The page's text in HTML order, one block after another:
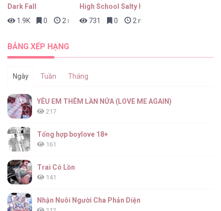
Diopter [...] – Chap 7
Dark Fall
1.9K
0 2 ngày trước
High School Salty Heart
731
0 2 ngày trước
BẢNG XẾP HẠNG
Ngày Tuần Tháng
YÊU EM THÊM LẦN NỮA (LOVE ME AGAIN)
217
Tổng hợp boylove 18+
161
Trai Có Lồn
141
Nhận Nuôi Người Cha Phản Diện